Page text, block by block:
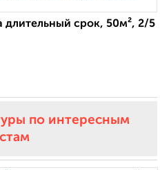
длительный срок, 50м², 2/5
по интересным